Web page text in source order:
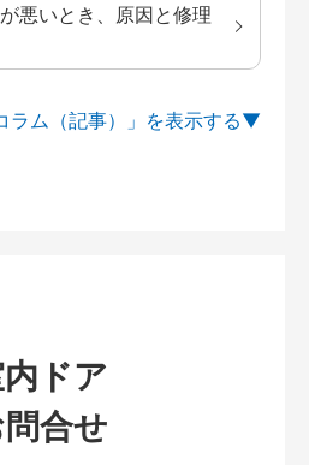
悪いとき、原因と修理
ラム（記事）」を
ドア
合せ